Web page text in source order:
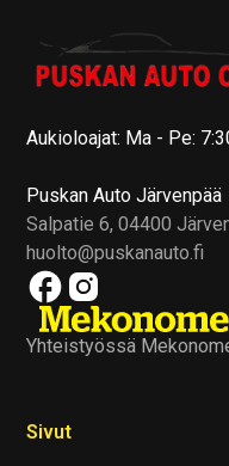
Aukioloajat: Ma - Pe:
Puskan Auto Järvenpää
Salpatie 6, 04400
huolto@puskanauto.fi
Yhteistyössä
Sivut